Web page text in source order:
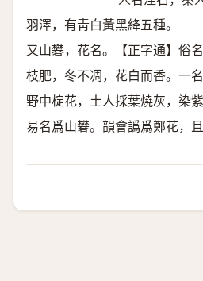
羽澤，有靑白黃黑絳五種。
又山礬，花名。【正字通】俗
枝肥，冬不凋，花白而香。一
野中椗花，土人採葉燒灰，染
易名爲山礬。韻會譌爲鄭花，